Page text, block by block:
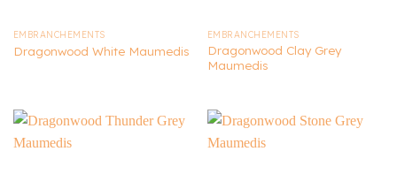
EMBRANCHEMENTS
Dragonwood White Maumedis
EMBRANCHEMENTS
Dragonwood Clay Grey
Maumedis